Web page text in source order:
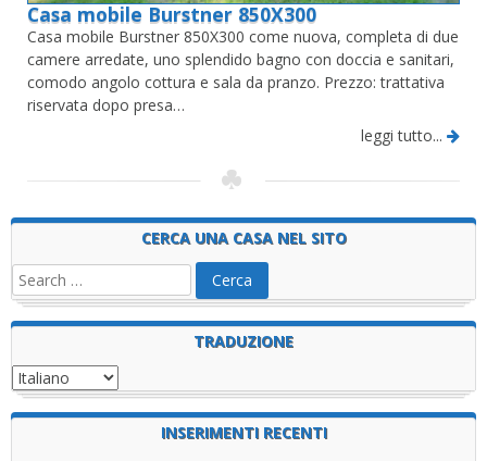
Casa mobile Burstner 850X300
Casa mobile Burstner 850X300 come nuova, completa di due
camere arredate, uno splendido bagno con doccia e sanitari,
comodo angolo cottura e sala da pranzo. Prezzo: trattativa
riservata dopo presa…
leggi tutto...
CERCA UNA CASA NEL SITO
TRADUZIONE
INSERIMENTI RECENTI